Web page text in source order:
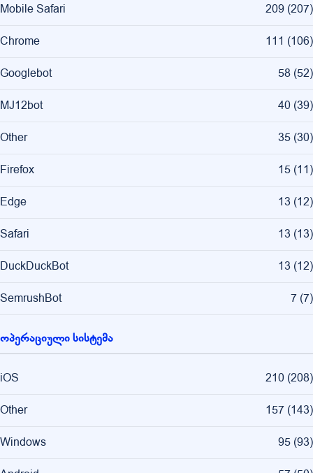
Mobile Safari 209 (207)
Chrome 111 (106)
Googlebot 58 (52)
MJ12bot 40 (39)
Other 35 (30)
Firefox 15 (11)
Edge 13 (12)
Safari 13 (13)
DuckDuckBot 13 (12)
SemrushBot 7 (7)
ოპერაციული სისტემა
iOS 210 (208)
Other 157 (143)
Windows 95 (93)